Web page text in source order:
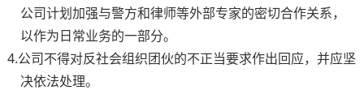
公司计划加强与警方和律师等外部专家的密切合作关系，
以作为日常业务的一部分。
4.公司不得对反社会组织团伙的不正当要求作出回应，并应坚
决依法处理。